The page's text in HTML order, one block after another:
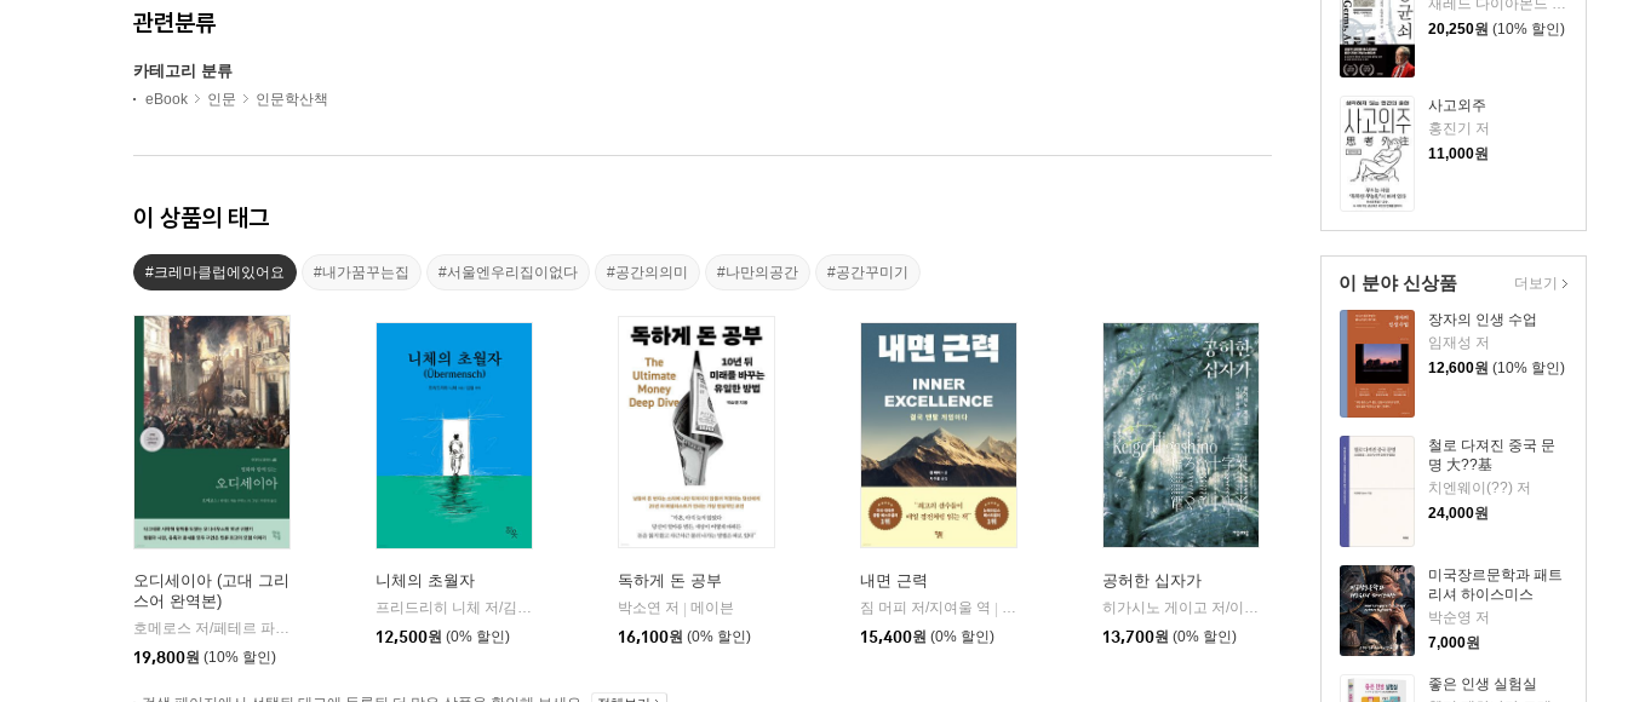
20,250원 (10% 할인)
사고외주
홍진기 저
11,000원
이 분야 신상품
장자의 인생 수업
임재성 저
12,600원 (10% 할인)
철로 다져진 중국 문
명 大??基
치엔웨이(??) 저
24,000원
미국장르문학과 패트
리셔 하이스미스
박순영 저
7,000원
좋은 인생 실험실
더보기
관련분류
카테고리 분류
eBook 인문 인문학산책
이 상품의 태그
#크레마클럽에있어요 #내가꿈꾸는집 #서울엔우리집이없다 #공간의의미 #나만의공간 #공간꾸미기
오디세이아 (고대 그리
스어 완역본)
| 현대지성
19,800원 (10% 할인)
니체의 초월자
12,500원 (0% 할인)
독하게 돈 공부
박소연 저 | 메이븐
16,100원 (0% 할인)
내면 근력
짐 머피 저/지여울 역 |
15,400원 (0% 할인)
공허한 십자가
자음과모음
13,700원 (0% 할인)